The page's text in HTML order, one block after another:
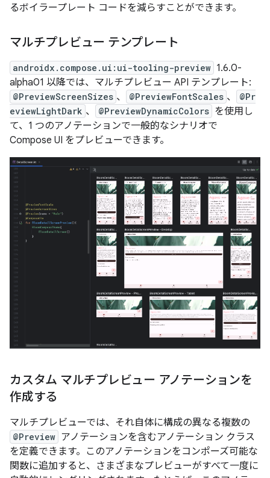
るボイラープレート コードを減らすことができます。
マルチプレビュー テンプレート
androidx.compose.ui:ui-tooling-preview 1.6.0-
alpha01 以降では、マルチプレビュー API テンプレート:
@PreviewScreenSizes 、 @PreviewFontScales 、
@Pr
eviewLightDark 、 @PreviewDynamicColors を使用し
て、1 つのアノテーションで一般的なシナリオで
Compose UI をプレビューできます。
カスタム マルチプレビュー アノテーションを
作成する
マルチプレビューでは、それ自体に構成の異なる複数の
@Preview アノテーションを含むアノテーション クラス
を定義できます。このアノテーションをコンポーズ可能な
関数に追加すると、さまざまなプレビューがすべて一度に